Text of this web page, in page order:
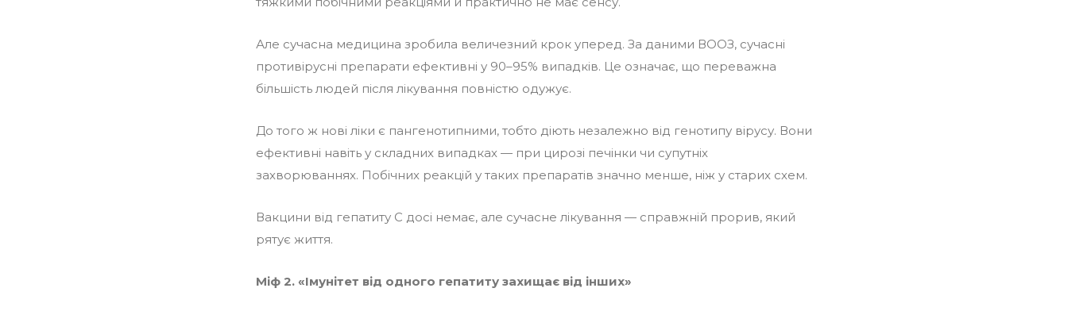
Але сучасна медицина зробила величезний крок уперед. За даними ВООЗ, сучасні
противірусні препарати ефективні у 90–95% випадків. Це означає, що переважна
більшість людей після лікування повністю одужує.
До того ж нові ліки є пангенотипними, тобто діють незалежно від генотипу вірусу. Вони
ефективні навіть у складних випадках — при цирозі печінки чи супутніх
захворюваннях. Побічних реакцій у таких препаратів значно менше, ніж у старих схем.
Вакцини від гепатиту С досі немає, але сучасне лікування — справжній прорив, який
рятує життя.
Міф 2. «Імунітет від одного гепатиту захищає від інших»